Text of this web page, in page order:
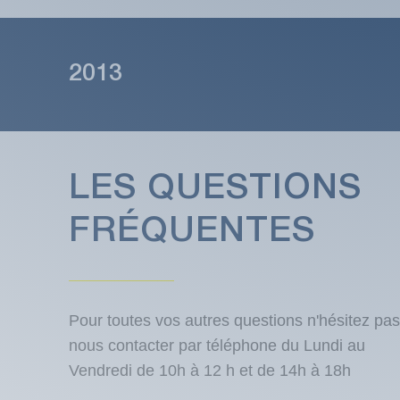
2013
LES QUESTIONS
FRÉQUENTES
Pour toutes vos autres questions n'hésitez
nous contacter par téléphone du Lundi au
Vendredi de 10h à 12 h et de 14h à 18h